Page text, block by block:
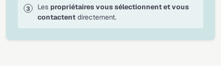
Les propriétaires vous sélectionnent et vous
contactent directement.